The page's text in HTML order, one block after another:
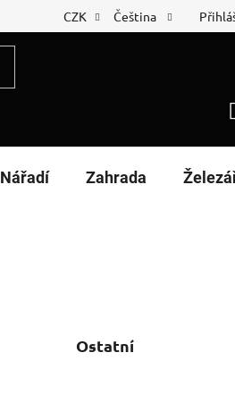
Reklamační list Nákup na splátky
CZK Čeština
Nářadí Zahrada
Ostatní